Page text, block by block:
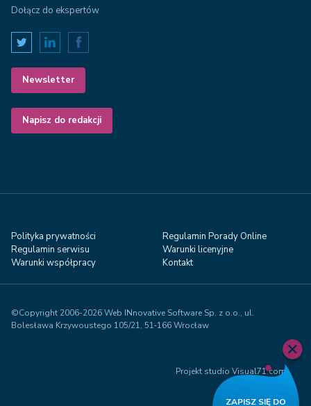
Dołącz do ekspertów
Newsletter
Napisz do redakcji
Polityka prywatności
Regulamin Porady Online
Regulamin serwisu
Warunki licenyjne
Warunki współpracy
Kontakt
©Copyright 2006-2026 Web INnovative Software Sp. z o.o., ul.
Bolesława Krzywoustego 105/21, 51‑166 Wrocław
Projekt studio Visual71.com